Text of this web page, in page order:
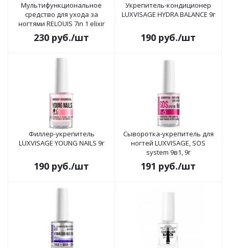
Мультифункциональное
средство для ухода за
ногтями RELOUIS 7in 1 elixir
230 руб./шт
Укрепитель-кондиционер
LUXVISAGE HYDRA BALANCE 9г
190 руб./шт
Филлер-укрепитель
LUXVISAGE YOUNG NAILS 9г
190 руб./шт
Сыворотка-укрепитель для
ногтей LUXVISAGE, SOS
system 9в1, 9г
191 руб./шт